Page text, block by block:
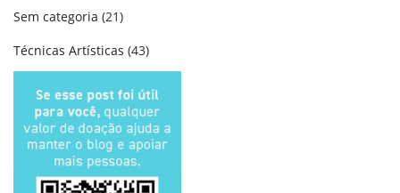
Sem categoria (21)
Técnicas Artísticas (43)